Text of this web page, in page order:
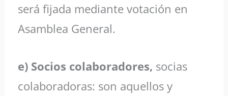
será fijada mediante votación en
Asamblea General.
e) Socios colaboradores, socias
colaboradoras: son aquellos y